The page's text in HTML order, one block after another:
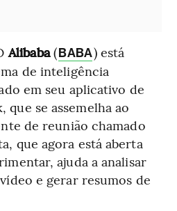
Alibaba(BABA) está
de inteligência
em seu aplicativo de
que se assemelha ao
de reunião chamado
que agora está aberta
ajuda a analisar
e gerar resumos de